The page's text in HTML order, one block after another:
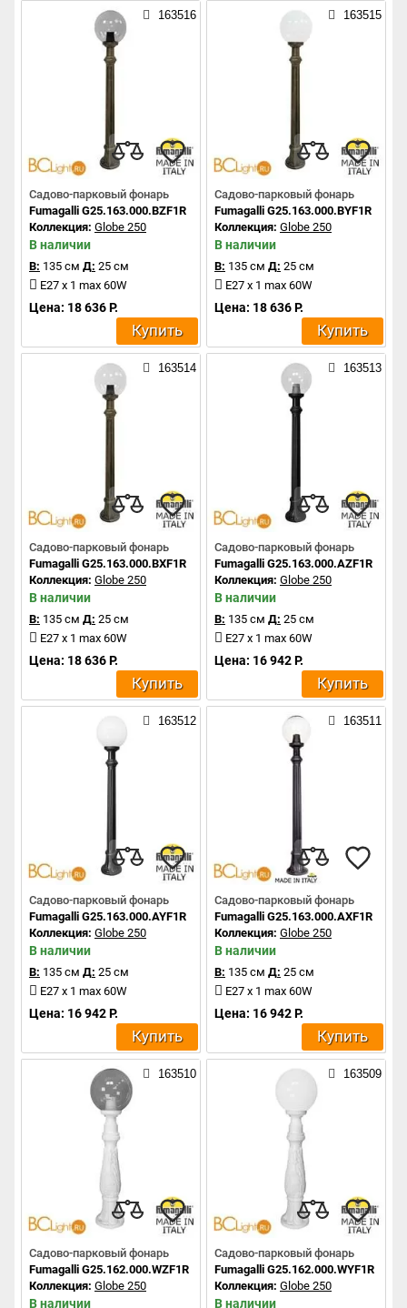
163516
Садово-парковый фонарь
Fumagalli G25.163.000.BZF1R
Коллекция: Globe 250
В наличии
В: 135 см Д: 25 см
E27 x 1 max 60W
Цена: 18 636 Р.
Купить
163515
Садово-парковый фонарь
Fumagalli G25.163.000.BYF1R
Коллекция: Globe 250
В наличии
В: 135 см Д: 25 см
E27 x 1 max 60W
Цена: 18 636 Р.
Купить
163514
Садово-парковый фонарь
Fumagalli G25.163.000.BXF1R
Коллекция: Globe 250
В наличии
В: 135 см Д: 25 см
E27 x 1 max 60W
Цена: 18 636 Р.
Купить
163513
Садово-парковый фонарь
Fumagalli G25.163.000.AZF1R
Коллекция: Globe 250
В наличии
В: 135 см Д: 25 см
E27 x 1 max 60W
Цена: 16 942 Р.
Купить
163512
Садово-парковый фонарь
Fumagalli G25.163.000.AYF1R
Коллекция: Globe 250
В наличии
В: 135 см Д: 25 см
E27 x 1 max 60W
Цена: 16 942 Р.
Купить
163511
Садово-парковый фонарь
Fumagalli G25.163.000.AXF1R
Коллекция: Globe 250
В наличии
В: 135 см Д: 25 см
E27 x 1 max 60W
Цена: 16 942 Р.
Купить
163510
Садово-парковый фонарь
Fumagalli G25.162.000.WZF1R
Коллекция: Globe 250
В наличии
163509
Садово-парковый фонарь
Fumagalli G25.162.000.WYF1R
Коллекция: Globe 250
В наличии